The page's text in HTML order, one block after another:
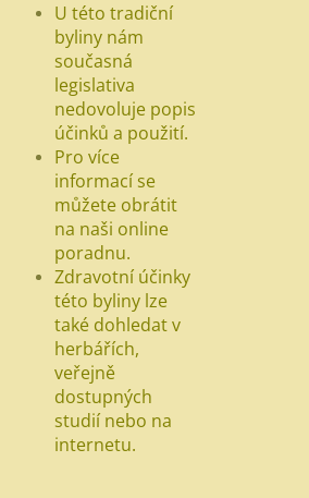
U této tradiční
byliny nám
současná
legislativa
nedovoluje popis
účinků a použití.
Pro více
informací se
můžete obrátit
na naši online
poradnu.
Zdravotní účinky
této byliny lze
také dohledat v
herbářích,
veřejně
dostupných
studií nebo na
internetu.